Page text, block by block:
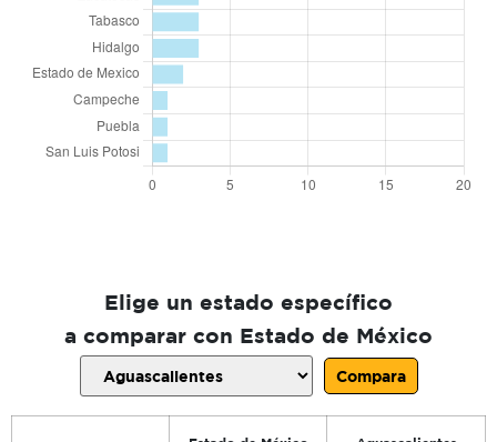
Elige un estado específico
a comparar con Estado de México
Compara